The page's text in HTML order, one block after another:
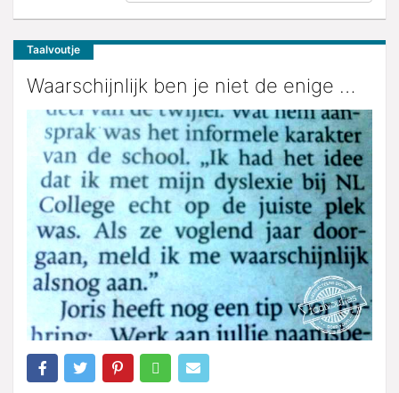
Taalvoutje
Waarschijnlijk ben je niet de enige …